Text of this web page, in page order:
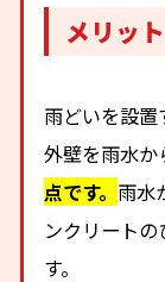
メリット
雨どいを設
外壁を雨水か
点です。 雨水
ンクリート
す。